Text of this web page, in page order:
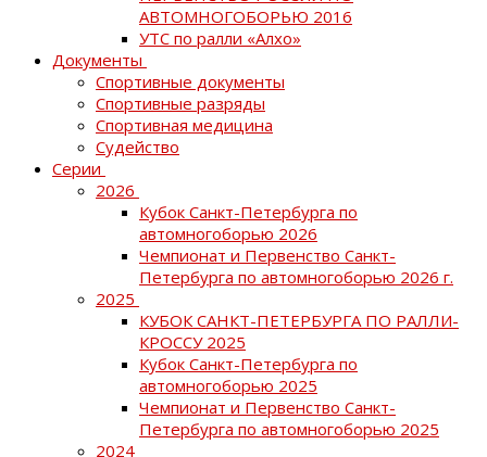
АВТОМНОГОБОРЬЮ 2016
УТС по ралли «Алхо»
Документы
Спортивные документы
Спортивные разряды
Спортивная медицина
Судейство
Серии
2026
Кубок Санкт-Петербурга по
автомногоборью 2026
Чемпионат и Первенство Санкт-
Петербурга по автомногоборью 2026 г.
2025
КУБОК САНКТ-ПЕТЕРБУРГА ПО РАЛЛИ-
КРОССУ 2025
Кубок Санкт-Петербурга по
автомногоборью 2025
Чемпионат и Первенство Санкт-
Петербурга по автомногоборью 2025
2024